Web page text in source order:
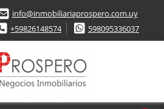
info@inmobiliariaprospero.com.uy
+59826148574
598095336037